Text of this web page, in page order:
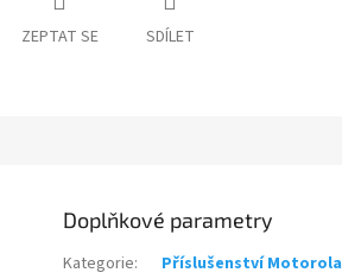
ZEPTAT SE SDÍLET
Doplňkové parametry
Kategorie:
Příslušenství Motorola